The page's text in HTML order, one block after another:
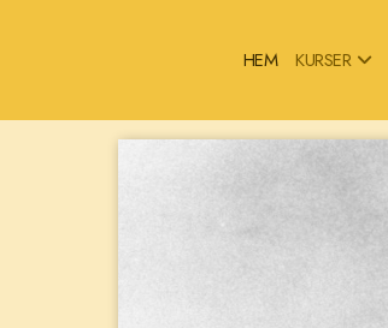
HEM KURSER